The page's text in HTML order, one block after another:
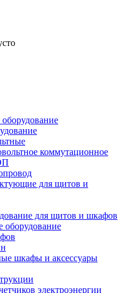
коммутационное
для щитов и
для щитов и шкафов
оборудование
шкафы и аксессуары
электроэнергии